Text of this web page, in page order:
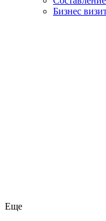
Бизнес
Еще